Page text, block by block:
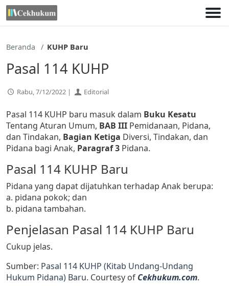
Lewati
ke
Beranda KUHP Baru
Pasal 114 KUHP
Rabu, 7/12/2022 | Editorial
Pasal 114 KUHP baru masuk dalam Buku Kesatu
Tentang Aturan Umum, BAB III Pemidanaan, Pidana,
dan Tindakan, Bagian Ketiga Diversi, Tindakan, dan
Pidana bagi Anak, Paragraf 3 Pidana.
Pasal 114 KUHP Baru
Pidana yang dapat dijatuhkan terhadap Anak berupa:
a. pidana pokok; dan
b. pidana tambahan.
Penjelasan Pasal 114 KUHP Baru
Cukup jelas.
Sumber: Pasal 114 KUHP (Kitab Undang-Undang
Hukum Pidana) Baru. Courtesy of Cekhukum.com.